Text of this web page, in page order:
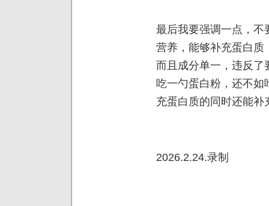
最后我要强调一点，不
营养，能够补充蛋白质
而且成分单一，违反了
吃一勺蛋白粉，还不如
充蛋白质的同时还能补
2026.2.24.录制